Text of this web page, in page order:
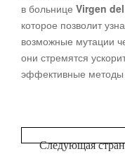
в больнице Virgen
которое позволит
возможные мутации
они стремятся
эффективные методы
Следующая